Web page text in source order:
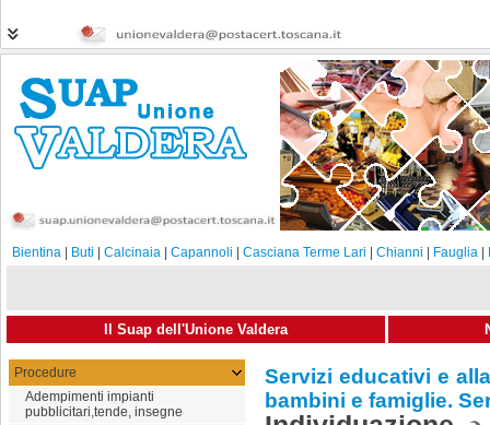
Bientina Buti Calcinaia Capannoli Casciana Terme Lari Chianni Fauglia
Il Suap dell'Unione Valdera
Procedure
Adempimenti impianti
pubblicitari,tende, insegne
Servizi educativi e
bambini e famiglie.